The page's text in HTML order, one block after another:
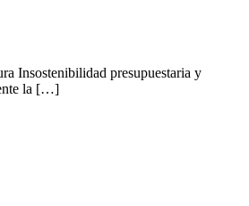
Insostenibilidad presupuestaria y
la […]